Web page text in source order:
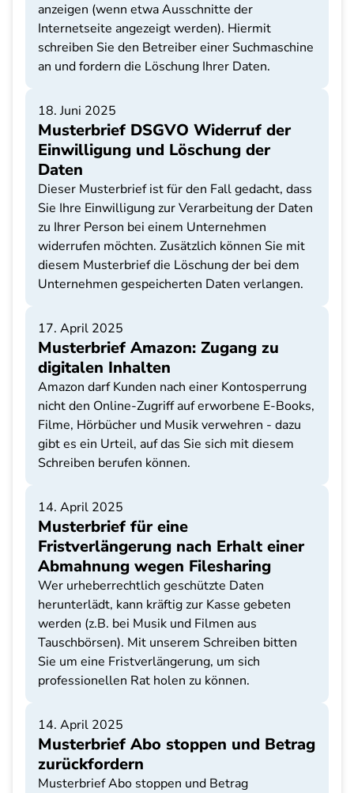
anzeigen (wenn etwa Ausschnitte der
Internetseite angezeigt werden). Hiermit
schreiben Sie den Betreiber einer Suchmaschine
an und fordern die Löschung Ihrer Daten.
18. Juni 2025
Musterbrief DSGVO Widerruf der
Einwilligung und Löschung der
Daten
Dieser Musterbrief ist für den Fall gedacht, dass
Sie Ihre Einwilligung zur Verarbeitung der Daten
zu Ihrer Person bei einem Unternehmen
widerrufen möchten. Zusätzlich können Sie mit
diesem Musterbrief die Löschung der bei dem
Unternehmen gespeicherten Daten verlangen.
17. April 2025
Musterbrief Amazon: Zugang zu
digitalen Inhalten
Amazon darf Kunden nach einer Kontosperrung
nicht den Online-Zugriff auf erworbene E-Books,
Filme, Hörbücher und Musik verwehren - dazu
gibt es ein Urteil, auf das Sie sich mit diesem
Schreiben berufen können.
14. April 2025
Musterbrief für eine
Fristverlängerung nach Erhalt einer
Abmahnung wegen Filesharing
Wer urheberrechtlich geschützte Daten
herunterlädt, kann kräftig zur Kasse gebeten
werden (z.B. bei Musik und Filmen aus
Tauschbörsen). Mit unserem Schreiben bitten
Sie um eine Fristverlängerung, um sich
professionellen Rat holen zu können.
14. April 2025
Musterbrief Abo stoppen und Betrag
zurückfordern
Musterbrief Abo stoppen und Betrag